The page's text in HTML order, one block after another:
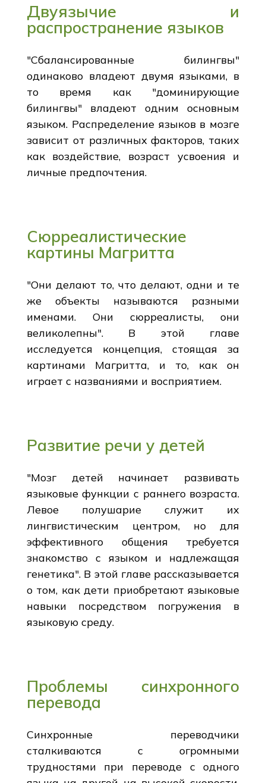
Двуязычие и
распространение языков
"Сбалансированные билингвы"
одинаково владеют двумя языками, в
то время как "доминирующие
билингвы" владеют одним основным
языком. Распределение языков в мозге
зависит от различных факторов, таких
как воздействие, возраст усвоения и
личные предпочтения.
Сюрреалистические
картины Магритта
"Они делают то, что делают, одни и те
же объекты называются разными
именами. Они сюрреалисты, они
великолепны". В этой главе
исследуется концепция, стоящая за
картинами Магритта, и то, как он
играет с названиями и восприятием.
Развитие речи у детей
"Мозг детей начинает развивать
языковые функции с раннего возраста.
Левое полушарие служит их
лингвистическим центром, но для
эффективного общения требуется
знакомство с языком и надлежащая
генетика". В этой главе рассказывается
о том, как дети приобретают языковые
навыки посредством погружения в
языковую среду.
Проблемы синхронного
перевода
Синхронные переводчики
сталкиваются с огромными
трудностями при переводе с одного